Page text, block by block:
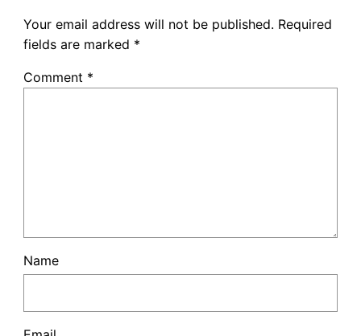
Your email address will not be published. Required
fields are marked *
Comment *
Name